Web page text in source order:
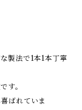
製法で1本1本丁寧
す。
ばれていま